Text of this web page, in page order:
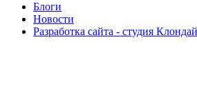
Блоги
Новости
Разработка сайта - студия